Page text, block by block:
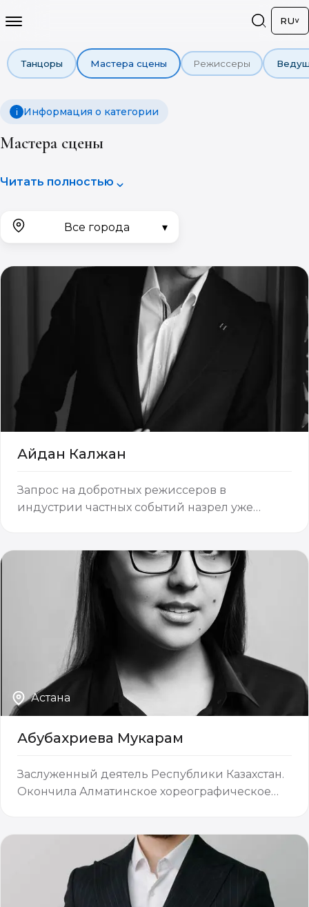
RU
Танцоры Танцевальные коллективы Народные
Мастера сцены Режиссеры
ℹ Информация о категории
Мастера сцены
Читать полностью
Все города ▾
Айдан Калжан
Запрос на добротных режиссеров в
индустрии частных событий назрел уже
поводами обходятся без профессиональной
режиссуры. И этот запрос вполне
закономерен, вед…
Астана
Абубахриева Мукарам
Заслуженный деятель Республики Казахстан.
Окончила Алматинское хореографическое
Жургенова. Трудовую деятельность начинала
в Государственном академическом театре…